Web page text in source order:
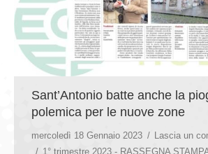
Sant’Antonio batte anche la
polemica per le nuove zone
mercoledì 18 Gennaio 2023
Lascia un
1° trimestre 2023 - RASSEGNA